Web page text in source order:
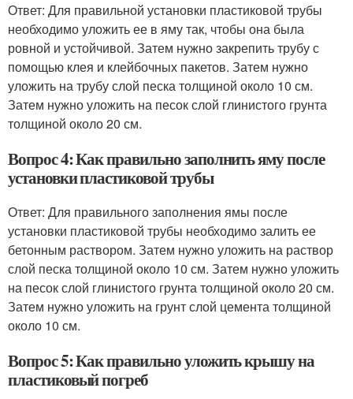
Ответ: Для правильной установки пластиковой трубы
необходимо уложить ее в яму так, чтобы она была
ровной и устойчивой. Затем нужно закрепить трубу с
помощью клея и клейбочных пакетов. Затем нужно
уложить на трубу слой песка толщиной около 10 см.
Затем нужно уложить на песок слой глинистого грунта
толщиной около 20 см.
Вопрос 4: Как правильно заполнить яму после
установки пластиковой трубы
Ответ: Для правильного заполнения ямы после
установки пластиковой трубы необходимо залить ее
бетонным раствором. Затем нужно уложить на раствор
слой песка толщиной около 10 см. Затем нужно уложить
на песок слой глинистого грунта толщиной около 20 см.
Затем нужно уложить на грунт слой цемента толщиной
около 10 см.
Вопрос 5: Как правильно уложить крышу на
пластиковый погреб